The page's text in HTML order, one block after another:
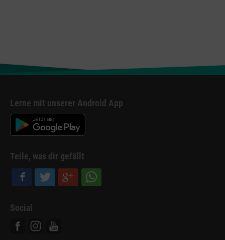
Lerne mit unserer Android App
Teile, was dir gefällt
Social